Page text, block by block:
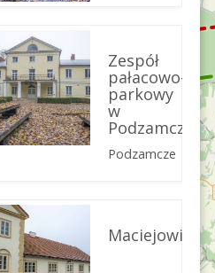
Zespół
pałacowo-
parkowy
w
Podzamczu
Podzamcze
Maciejowice